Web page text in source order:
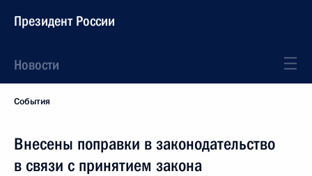
Президент России
Новости
События
Внесены поправки в законодательство
в связи с принятием закона